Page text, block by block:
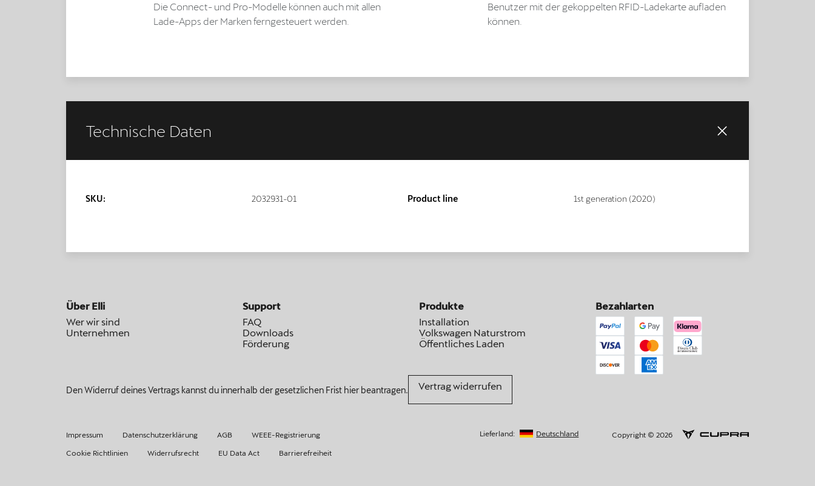
Die Connect- und Pro-Modelle können auch mit allen
Lade-Apps der Marken ferngesteuert werden.
Benutzer mit der gekoppelten RFID-Ladekarte aufladen
können.
Technische Daten
SKU: 2032931-01 Product line 1st generation (2020)
Über Elli
Wer wir sind
Unternehmen
Support
FAQ
Downloads
Förderung
Produkte
Installation
Volkswagen Naturstrom
Öffentliches Laden
Bezahlarten
Den Widerruf deines Vertrags kannst du innerhalb der gesetzlichen Frist hier beantragen. Vertrag widerrufen
Impressum Datenschutzerklärung AGB WEEE-Registrierung
Cookie Richtlinien Widerrufsrecht EU Data Act Barrierefreiheit
Lieferland: Deutschland Copyright © 2026